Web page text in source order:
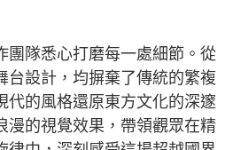
團隊悉心打磨每一處細節。從
台設計，均摒棄了傳統的繁複
代的風格還原東方文化的深邃
漫的視覺效果，帶領觀眾在精